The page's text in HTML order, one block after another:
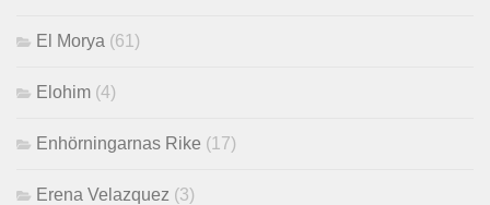
El Morya (61)
Elohim (4)
Enhörningarnas Rike (17)
Erena Velazquez (3)